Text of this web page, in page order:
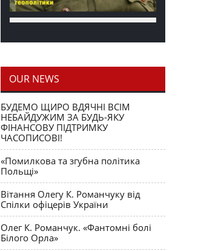
OUR NEWS
БУДЕМО ЩИРО ВДЯЧНІ ВСІМ
НЕБАЙДУЖИМ ЗА БУДЬ-ЯКУ
ФІНАНСОВУ ПІДТРИМКУ
ЧАСОПИСОВІ!
«Помилкова та згубна політика
Польщі»
Вітання Олегу К. Романчуку від
Спілки офіцерів України
Олег К. Романчук. «Фантомні болі
Білого Орла»